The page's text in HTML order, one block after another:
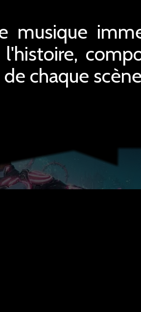
musique
chaque